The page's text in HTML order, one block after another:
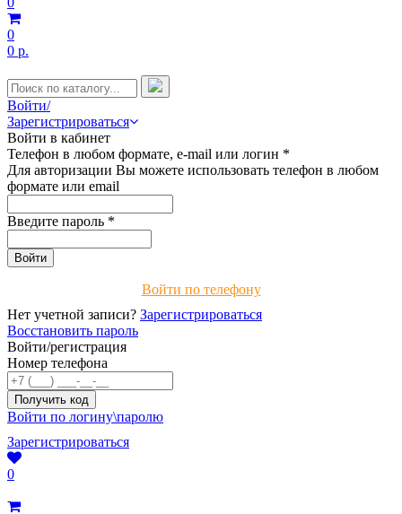
0
0 р.
Войти/
Зарегистрироваться
Войти в кабинет
Телефон в любом формате, e-mail или логин *
Для авторизации Вы можете использовать телефон в любом
формате или email
Введите пароль *
Войти по телефону
Нет учетной записи? Зарегистрироваться
Восстановить пароль
Войти/регистрация
Номер телефона
Войти по логину\паролю
Зарегистрироваться
0